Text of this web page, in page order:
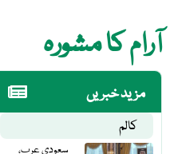
آرام کا مشورہ
مزید خبریں
کالم
سعودی عرب،